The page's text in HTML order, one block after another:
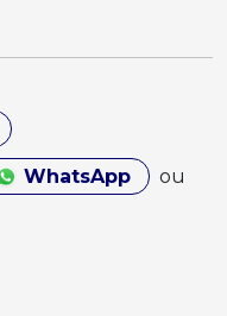
WhatsApp
ou